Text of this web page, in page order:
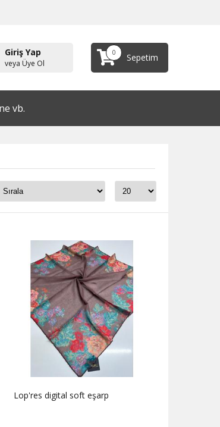
Giriş Yap
veya Üye Ol
0 Sepetim
vb.
Lop'res digital soft eşarp